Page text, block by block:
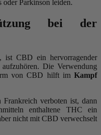
Parkinson leiden.
bei der
ist CBD ein hervorragender
Die Verwendung
von CBD hilft im Kampf
verboten ist, dann
enthaltene THC ein
nicht mit CBD verwechselt